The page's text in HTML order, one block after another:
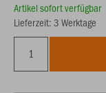
Artikel sofort verfügbar
Lieferzeit: 3 Werktage